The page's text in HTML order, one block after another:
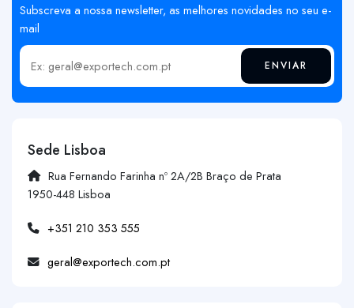
Subscreva a nossa newsletter, as melhores novidades no seu e-
mail
Insira o seu email ENVIAR
Sede Lisboa
Rua Fernando Farinha nº 2A/2B Braço de Prata
1950-448 Lisboa
+351 210 353 555
geral@exportech.com.pt